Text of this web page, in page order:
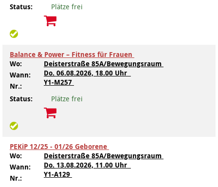
Kindertagesstätte Schweriner Straße /
Familienzentrum
Kindertagesstätte Tresckowstraße
Kindertagesstätte Voltmerstraße
Kindertagesstätte Wiehbergstraße
Status:
Plätze frei
Balance & Power – Fitness für Frauen
Wo:
Deisterstraße 85A/Bewegungsraum
Wann:
Do. 06.08.2026, 18.00 Uhr
Nr.:
Y1-M257
Status:
Plätze frei
PEKiP 12/25 - 01/26 Geborene
Wo:
Deisterstraße 85A/Bewegungsraum
Wann:
Do. 13.08.2026, 11.00 Uhr
Nr.:
Y1-A129